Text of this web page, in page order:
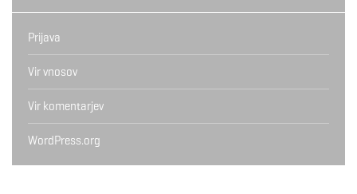
Prijava
Vir vnosov
Vir komentarjev
WordPress.org